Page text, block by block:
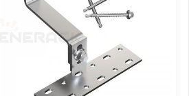
según las necesidades del cliente para
cumplir con los requisitos especiales de
instalación.